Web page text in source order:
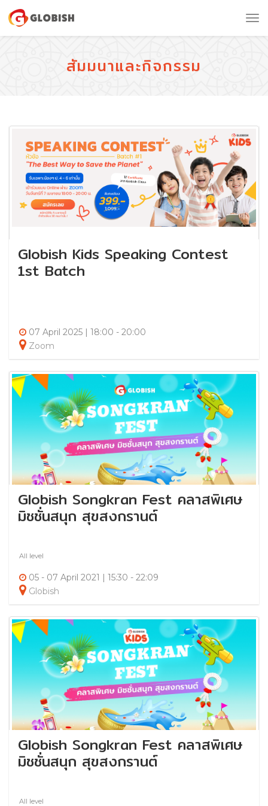
สัมมนาและกิจกรรม
Globish Kids Speaking Contest
1st Batch
07 April 2025 | 18:00 - 20:00
Zoom
Globish Songkran Fest คลาสพิเศษ
มิชชั่นสนุก สุขสงกรานต์
All level
05 - 07 April 2021 | 15:30 - 22:09
Globish
Globish Songkran Fest คลาสพิเศษ
มิชชั่นสนุก สุขสงกรานต์
All level